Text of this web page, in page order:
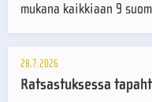
mukana kaikkiaan 9
28.7.2026
Ratsastuksessa